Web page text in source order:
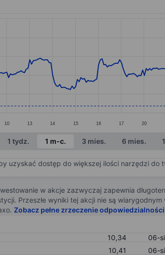
axis displaying categories.
axis displaying values. Data ranges from
10 13 14 15 16 17 20
chart.
1 tydz. 1 m-c. 3 mies. 6 mies.
uzyskać dostęp do większej ilości narzędzi do
w akcje zazwyczaj zapewnia
Przeszłe wyniki tej akcji nie są
Zobacz pełne zrzeczenie
10,34
06-
10,41
06-